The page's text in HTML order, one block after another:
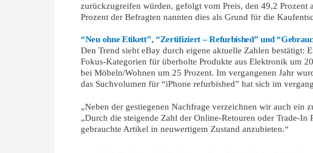
zurückzugreifen würden, gefolgt vom Preis, den 49,2 Prozent
Prozent der Befragten nannten dies als Grund für die
“Neu ohne Etikett”, “Zertifiziert – Refurbished” und
Den Trend sieht eBay durch eigene aktuelle Zahlen bestätigt:
Fokus-Kategorien für überholte Produkte aus Elektronik um
bei Möbeln/Wohnen um 25 Prozent. Im vergangenen Jahr
das Suchvolumen für “iPhone refurbished” hat sich im
„Neben der gestiegenen Nachfrage verzeichnen wir auch ein
„Durch die steigende Zahl der Online-Retouren oder Trade-
gebrauchte Artikel in neuwertigem Zustand anzubieten.“